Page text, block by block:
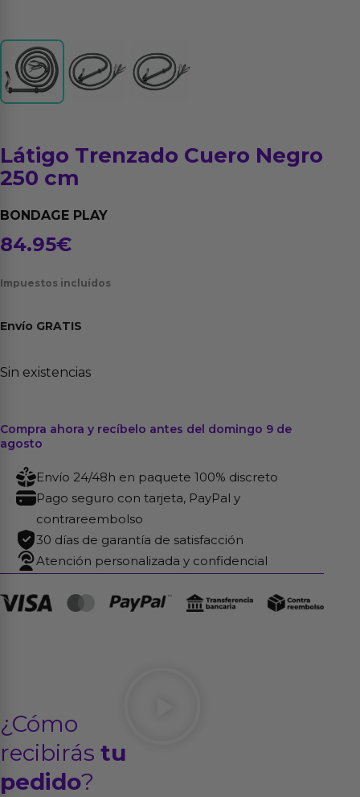
Látigo Trenzado Cuero Negro
250 cm
BONDAGE PLAY
84.95€
Impuestos incluídos
Envío GRATIS
Sin existencias
Compra ahora y recíbelo antes del domingo 9 de
agosto
Envío 24/48h en paquete 100% discreto
Pago seguro con tarjeta, PayPal y
contrareembolso
30 días de garantía de satisfacción
Atención personalizada y confidencial
¿Cómo
recibirás tu
pedido?